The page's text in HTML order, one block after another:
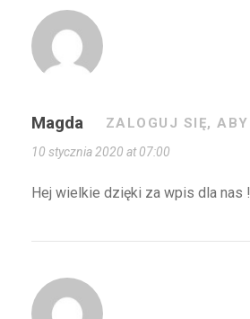
Magda
10 stycznia 2020 at 07:00
ZALOGUJ SIĘ,
Hej wielkie dzięki za wpis dla nas !